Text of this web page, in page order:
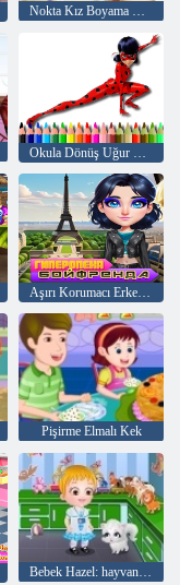
Nokta Kız Boyama Kitabı
Okula Dönüş Uğur Böceği Boyama
Pişirme Elmalı Kek
Bebek Hazel: hayvanlar keşfedin